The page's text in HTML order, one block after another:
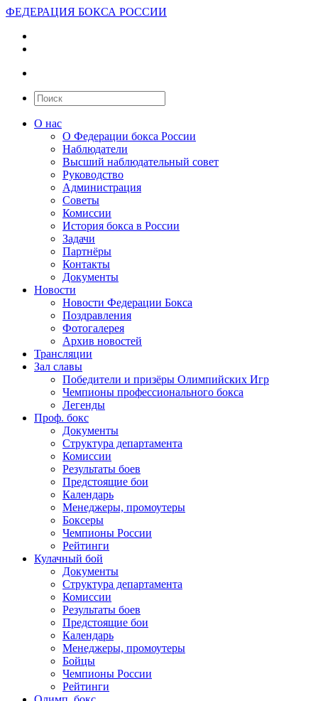
ФЕДЕРАЦИЯ БОКСА РОССИИ
О нас
О Федерации бокса России
Наблюдатели
Высший наблюдательный совет
Руководство
Администрация
Советы
Комиссии
История бокса в России
Задачи
Партнёры
Контакты
Документы
Новости
Новости Федерации Бокса
Поздравления
Фотогалерея
Архив новостей
Трансляции
Зал славы
Победители и призёры Олимпийских Игр
Чемпионы профессионального бокса
Легенды
Проф. бокс
Документы
Структура департамента
Комиссии
Результаты боев
Предстоящие бои
Календарь
Менеджеры, промоутеры
Боксеры
Чемпионы России
Рейтинги
Кулачный бой
Документы
Структура департамента
Комиссии
Результаты боев
Предстоящие бои
Календарь
Менеджеры, промоутеры
Бойцы
Чемпионы России
Рейтинги